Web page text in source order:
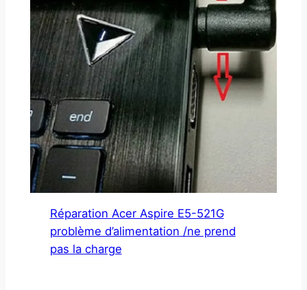
Réparation Acer Aspire E5-521G
problème d’alimentation /ne prend
pas la charge